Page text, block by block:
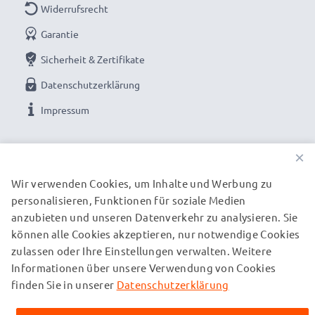
✔ Langlebige Verarbeitung - Bruchsicheres, Flexibles
Stromkabel mit Knickschutz-Stecker
➢ Zum Laden Ihrer Fitnessuhr ist zusätzlich ein USB
Ladegerät / USB Stromadapter nötig (nicht enthalten)
FitBit USB Kabel für Fitnessuhr, Sport-Armband,
Cable)
Anschlussstecker für die Armband-Uhr
: Smartwatch
Connector
USB Stromstecker: USB A
Version: 2.0 Transferkabel
Datenrate (max): 480 MBit/s - USB 2.0
Länge des Kabels:0,20m
Widerrufsrecht
Garantie
Sicherheit & Zertifikate
Datenschutzerklärung
Impressum
UNSERE VERSANDPARTNER
© subtel.de 2026
Alle Preise verstehen sich inklusive Mehrwertsteuer und
zuzüglich Versandkosten. Bitte beachten Sie, dass alle
Inhaber sind und ausschließlich zur Information über unsere
×
Wir verwenden Cookies, um Inhalte und Werbung zu
personalisieren, Funktionen für soziale Medien
anzubieten und unseren Datenverkehr zu analysieren. Sie
können alle Cookies akzeptieren, nur notwendige Cookies
zulassen oder Ihre Einstellungen verwalten. Weitere
Informationen über unsere Verwendung von Cookies
finden Sie in unserer Datenschutzerklärung